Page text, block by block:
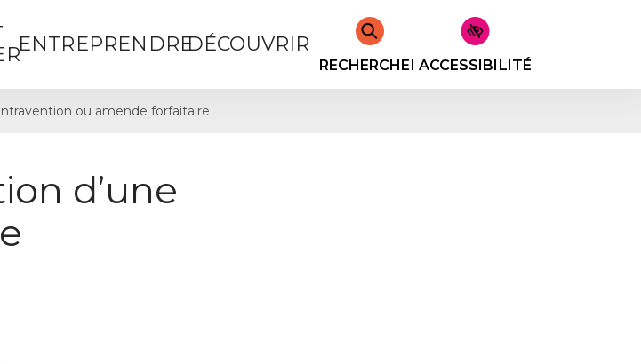
ENTREPRENDREDÉCOUVRIR
RECHERCHERACCESSIBILITÉ
ou amende forfaitaire
d’une